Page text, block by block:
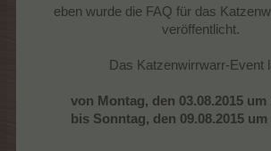
eben wurde die FAQ für das
veröffentlicht.
Das Katzenwirrwarr-Event
von Montag, den 03.08.2015 um
bis Sonntag, den 09.08.2015